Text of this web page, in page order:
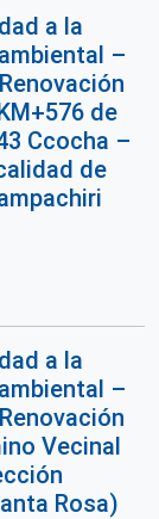
a la
–
de
Ccocha –
de
a la
–
Vecinal
Rosa)